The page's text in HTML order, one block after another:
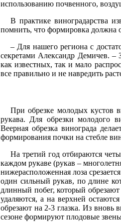
использованию почвенного,
В практике виноградарства
помнить, что формировка должна
– Для нашего региона с
секретами Александр Демичев.
как известных, так и мало
все правильно и не навредить
При обрезке молодых кустов
рукава. Для обрезки молодого
Веерная обрезка винограда
формирования почки на стебле
На третий год отбираются
каждом рукаве (рукав –
нижерасположенная лоза
один сильный рукав, по длине
длинный побег, который
удаляются, а на верхней
обрезают на 2-3 глазка. Из вновь
сезоне формируют плодовые